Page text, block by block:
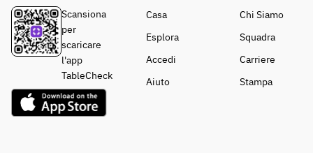
Scansiona
per
scaricare
l'app
TableCheck
Casa
Esplora
Accedi
Aiuto
Chi Siamo
Squadra
Carriere
Stampa